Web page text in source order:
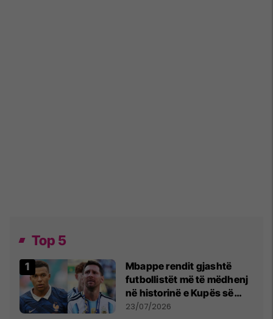
Top 5
Mbappe rendit gjashtë
futbollistët më të mëdhenj
në historinë e Kupës së
Botës, Messi mbetet i dyti
23/07/2026